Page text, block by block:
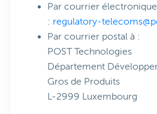
Par courrier
: regulatory-
Par courrier postal à :
POST Technologies
Département
Gros de Produits
L-2999 Luxembourg